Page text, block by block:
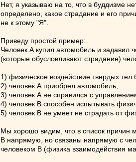
Нет, я указываю на то, что в буддизме
определено, какое страдание и его
не к этому "Я".
Приведу простой пример:
Человек А купил автомобиль и задавил
(которые обусловливают страдание)
1) физическое воздействие твердых
2) человек А приобрел автомобиль;
3) человек А не справился с
4) человек В способен испытывать
5) человек В не умеет не страдать от
Мы хорошо видим, что в список причин
В напрямую, но связаны напрямую с
человеком В (физика взаимодействия